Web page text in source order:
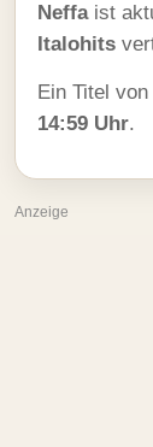
Neffaist
Italohits
Ein Titel von
14:59 Uhr.
Anzeige